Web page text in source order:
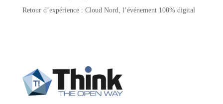
Retour d’expérience : Cloud Nord, l’événement 100% digital